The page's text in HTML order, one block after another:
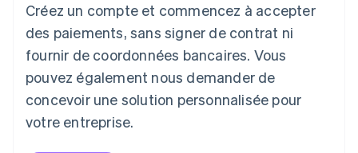
Créez un compte et commencez à accepter
des paiements, sans signer de contrat ni
fournir de coordonnées bancaires. Vous
pouvez également nous demander de
concevoir une solution personnalisée pour
votre entreprise.
Luxembourg
FrançaisDeutsch English
Malaisie
English 简体中文
Malte
English
EspañolEnglish